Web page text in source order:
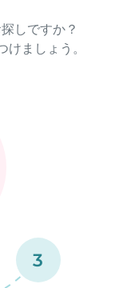
しですか？
ましょう。
3